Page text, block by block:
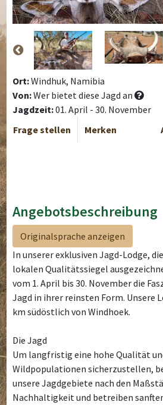
Ort:Windhuk, Namibia
Von:Wer bietet diese Jagd an
Jagdzeit:01. April - 30. November
Frage stellen
Merken
Angebotsbeschreibung
Originalsprache anzeigen
In unserer exklusiven Jagd-Lodge,
lokalen Qualitätssiegel
vom 1. April bis 30. November die
Jagd in ihrer reinsten Form. Unsere
km südöstlich von Windhoek.
Die Jagd
Um langfristig eine hohe Qualität
Wildpopulationen sicherzustellen,
unsere Jagdgebiete nach den
Nachhaltigkeit und betreiben